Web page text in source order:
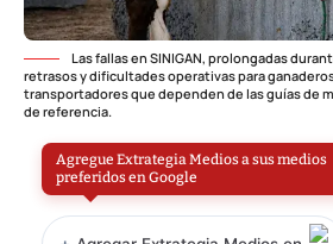
Las fallas en SINIGAN, prolongadas
retrasos y dificultades operativas para
transportadores que dependen de las guías de
de referencia.
Agregue Extrategia Medios a sus medios
preferidos en Google